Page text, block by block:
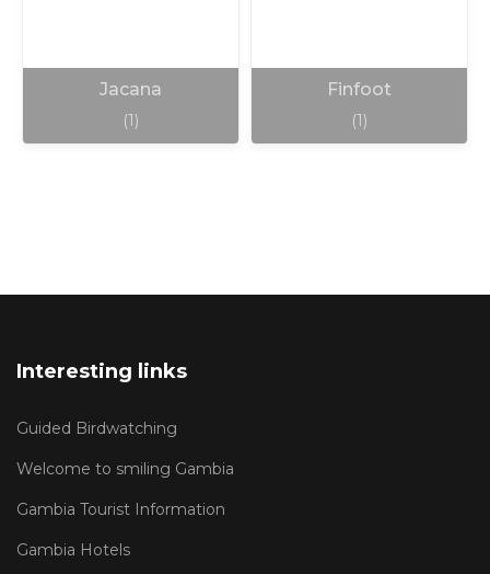
Jacana
(1)
Finfoot
(1)
Interesting links
Guided Birdwatching
Welcome to smiling Gambia
Gambia Tourist Information
Gambia Hotels